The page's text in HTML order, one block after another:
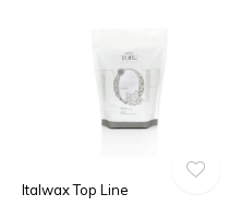
Italwax Top Line